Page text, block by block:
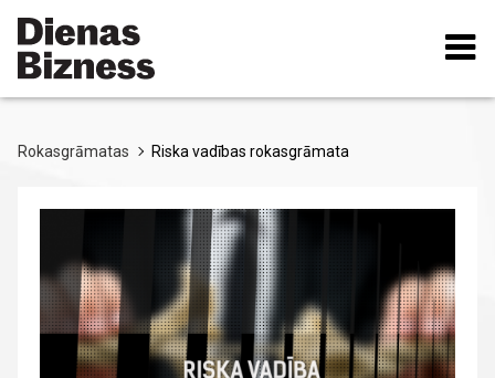
Pārlekt
uz
galveno
saturu
Rokasgrāmatas Riska vadības rokasgrāmata